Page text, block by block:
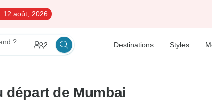
12 août, 2026
? 2 Destinations Styles
de Mumbai